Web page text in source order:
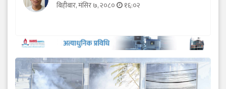
बिहीबार, मंसिर ७, २०८० १६:०२